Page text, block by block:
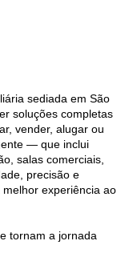
sediada em São
soluções completas
vender, alugar ou
— que inclui
salas comerciais,
precisão e
experiência ao
tornam a jornada